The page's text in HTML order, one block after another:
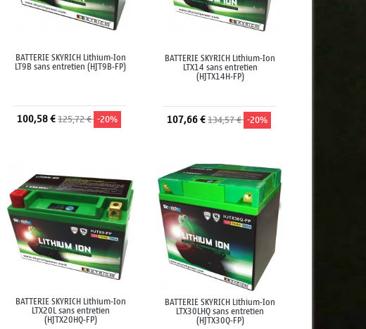
BATTERIE SKYRICH Lithium-Ion
LT9B sans entretien (HJT9B-FP)
100,58 €125,72 € -20%
BATTERIE SKYRICH Lithium-Ion
LTX14 sans entretien
(HJTX14H-FP)
107,66 €134,57 € -20%
BATTERIE SKYRICH Lithium-Ion
LTX20L sans entretien
(HJTX20HQ-FP)
BATTERIE SKYRICH Lithium-Ion
LTX30LHQ sans entretien
(HJTX30Q-FP)